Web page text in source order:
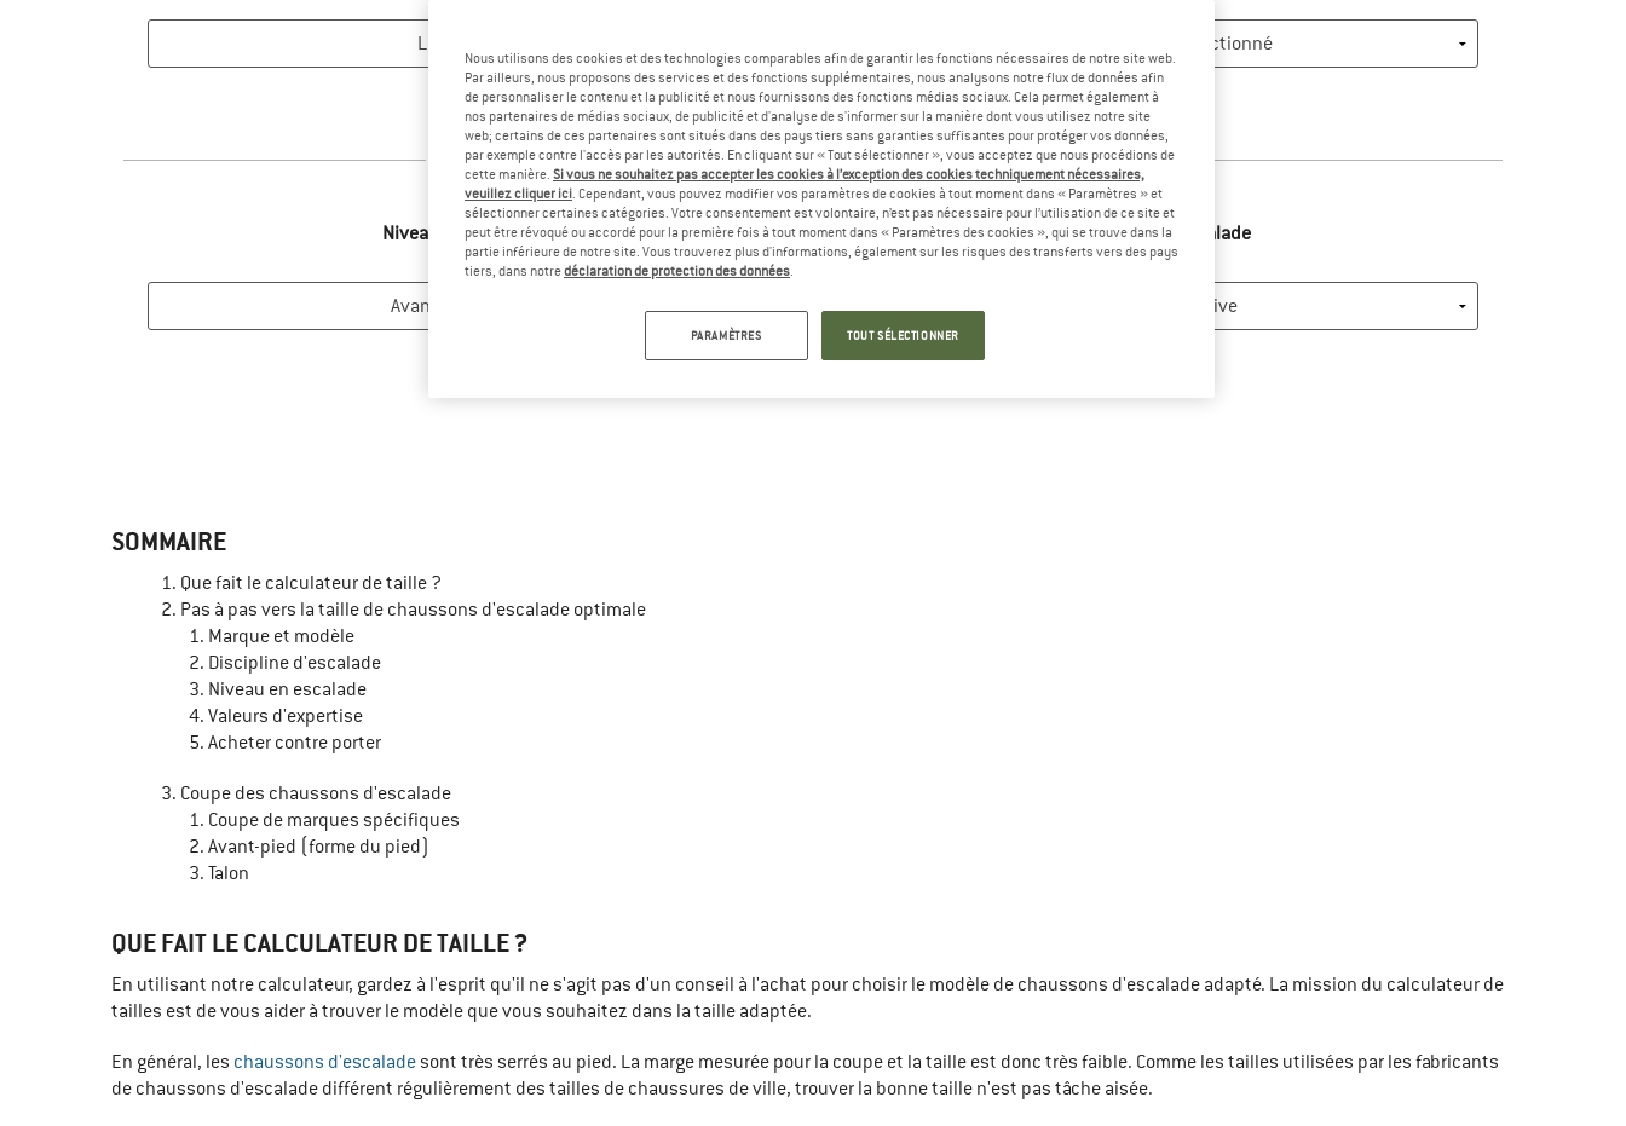
3
Niveau de difficulté
4
Discipline d'escalade
SOMMAIRE
Que fait le calculateur de taille ?
Pas à pas vers la taille de chaussons d'escalade optimale
Marque et modèle
Discipline d'escalade
Niveau en escalade
Valeurs d'expertise
Acheter contre porter
Coupe des chaussons d'escalade
Coupe de marques spécifiques
Avant-pied (forme du pied)
Talon
QUE FAIT LE CALCULATEUR DE TAILLE ?
En utilisant notre calculateur, gardez à l'esprit qu'il ne s'agit pas d'un conseil à l'achat pour choisir le modèle de chaussons d'escalade adapté. La mission du calculateur de
tailles est de vous aider à trouver le modèle que vous souhaitez dans la taille adaptée.
En général, les chaussons d'escaladesont très serrés au pied. La marge mesurée pour la coupe et la taille est donc très faible. Comme les tailles utilisées par les fabricants
de chaussons d'escalade différent régulièrement des tailles de chaussures de ville, trouver la bonne taille n'est pas tâche aisée.
Nous utilisons des cookies et des technologies comparables afin de garantir les fonctions nécessaires de notre site web.
Par ailleurs, nous proposons des services et des fonctions supplémentaires, nous analysons notre flux de données afin
de personnaliser le contenu et la publicité et nous fournissons des fonctions médias sociaux. Cela permet également à
nos partenaires de médias sociaux, de publicité et d'analyse de s'informer sur la manière dont vous utilisez notre site
web; certains de ces partenaires sont situés dans des pays tiers sans garanties suffisantes pour protéger vos données,
par exemple contre l'accès par les autorités. En cliquant sur « Tout sélectionner », vous acceptez que nous procédions de
cette manière. Si vous ne souhaitez pas accepter les cookies à l’exception des cookies techniquement nécessaires,
veuillez cliquer ici. Cependant, vous pouvez modifier vos paramètres de cookies à tout moment dans « Paramètres » et
sélectionner certaines catégories. Votre consentement est volontaire, n’est pas nécessaire pour l’utilisation de ce site et
peut être révoqué ou accordé pour la première fois à tout moment dans « Paramètres des cookies », qui se trouve dans la
partie inférieure de notre site. Vous trouverez plus d'informations, également sur les risques des transferts vers des pays
tiers, dans notredéclaration de protection des données.
PARAMÈTRES TOUT SÉLECTIONNER